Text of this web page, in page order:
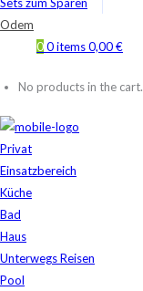
Odem
00 items0,00€
No products in the cart.
Privat
Einsatzbereich
Küche
Bad
Haus
Unterwegs Reisen
Pool